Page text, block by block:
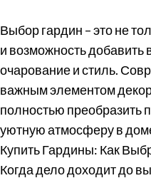
Выбор гардин – это не
и возможность добавить
очарование и стиль.
важным элементом
полностью преобразить
уютную атмосферу в
Купить Гардины: Как
Когда дело доходит до